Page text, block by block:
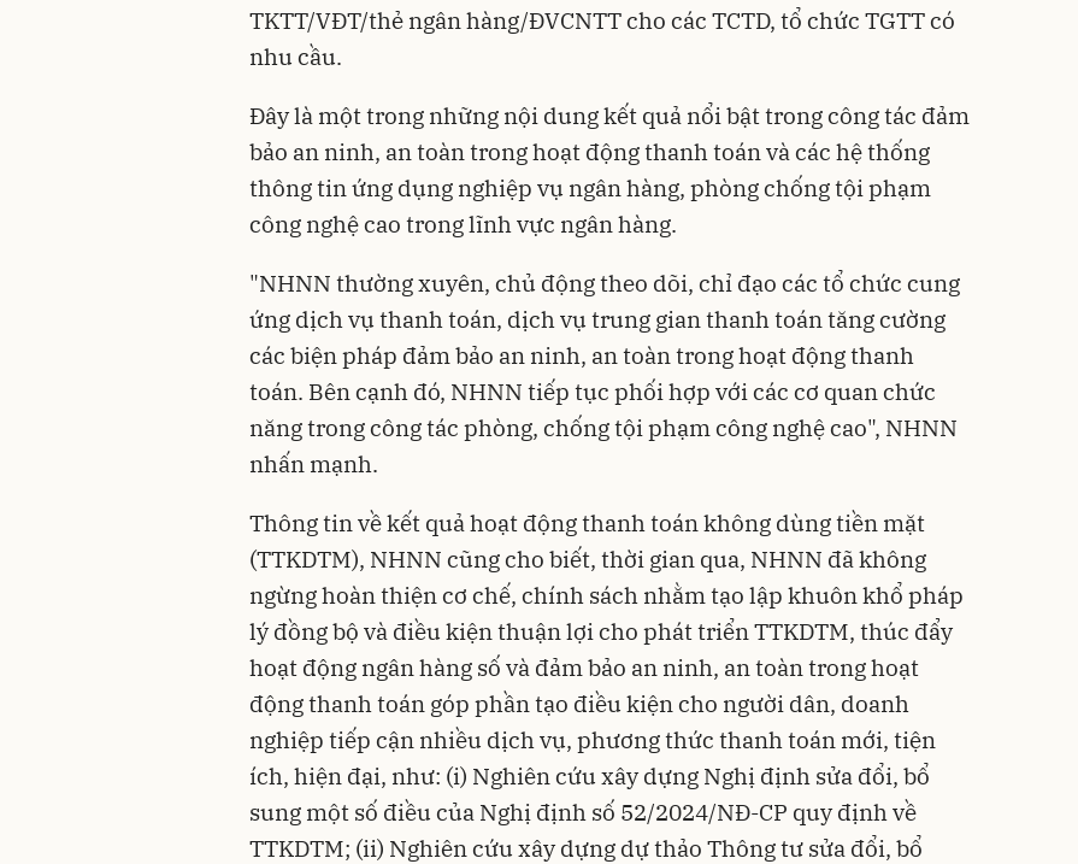
TKTT/VĐT/thẻ ngân hàng/ĐVCNTT cho các TCTD, tổ chức TGTT có
nhu cầu.
Đây là một trong những nội dung kết quả nổi bật trong công tác đảm
bảo an ninh, an toàn trong hoạt động thanh toán và các hệ thống
thông tin ứng dụng nghiệp vụ ngân hàng, phòng chống tội phạm
công nghệ cao trong lĩnh vực ngân hàng.
"NHNN thường xuyên, chủ động theo dõi, chỉ đạo các tổ chức cung
ứng dịch vụ thanh toán, dịch vụ trung gian thanh toán tăng cường
các biện pháp đảm bảo an ninh, an toàn trong hoạt động thanh
toán. Bên cạnh đó, NHNN tiếp tục phối hợp với các cơ quan chức
năng trong công tác phòng, chống tội phạm công nghệ cao", NHNN
nhấn mạnh.
Thông tin về kết quả hoạt động thanh toán không dùng tiền mặt
(TTKDTM), NHNN cũng cho biết, thời gian qua, NHNN đã không
ngừng hoàn thiện cơ chế, chính sách nhằm tạo lập khuôn khổ pháp
lý đồng bộ và điều kiện thuận lợi cho phát triển TTKDTM, thúc đẩy
hoạt động ngân hàng số và đảm bảo an ninh, an toàn trong hoạt
động thanh toán góp phần tạo điều kiện cho người dân, doanh
nghiệp tiếp cận nhiều dịch vụ, phương thức thanh toán mới, tiện
ích, hiện đại, như: (i) Nghiên cứu xây dựng Nghị định sửa đổi, bổ
sung một số điều của Nghị định số 52/2024/NĐ-CP quy định về
TTKDTM; (ii) Nghiên cứu xây dựng dự thảo Thông tư sửa đổi, bổ